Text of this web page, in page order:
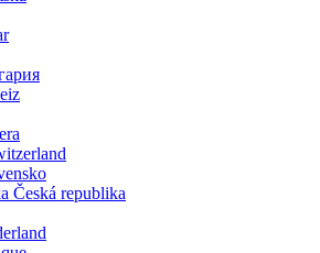
Česká republika